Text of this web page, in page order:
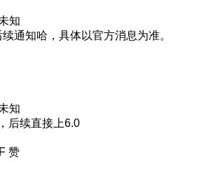
知
通知哈，具体以官方消息为准。
知
后续直接上6.0
赞